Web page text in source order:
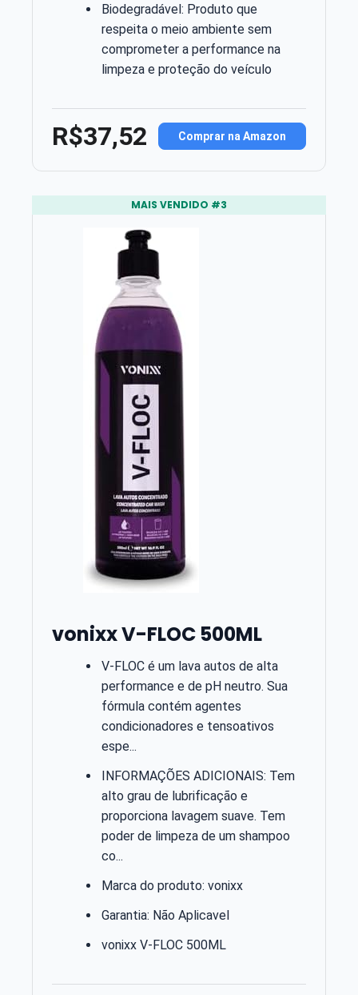
Biodegradável: Produto que
respeita o meio ambiente sem
comprometer a performance na
limpeza e proteção do veículo
R$37,52 Comprar na Amazon
MAIS VENDIDO #3
vonixx V-FLOC 500ML
V-FLOC é um lava autos de alta
performance e de pH neutro. Sua
fórmula contém agentes
condicionadores e tensoativos
espe...
INFORMAÇÕES ADICIONAIS: Tem
alto grau de lubrificação e
proporciona lavagem suave. Tem
poder de limpeza de um shampoo
co...
Marca do produto: vonixx
Garantia: Não Aplicavel
vonixx V-FLOC 500ML